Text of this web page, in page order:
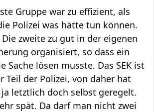
Gruppe war zu effizient, als
Polizei was hätte tun können.
zweite zu gut in der eigenen
organisiert, so dass ein
Sache lösen musste. Das SEK ist
Teil der Polizei, von daher hat
ja letztlich doch selbst geregelt.
spät. Da darf man nicht zwei